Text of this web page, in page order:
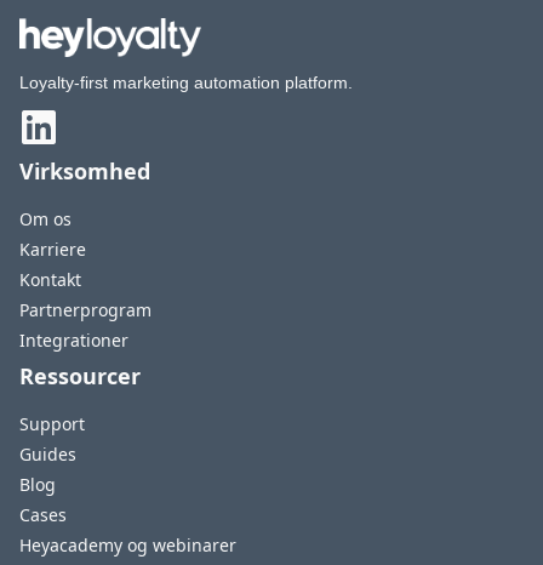
Loyalty-first marketing automation platform.
Virksomhed
Om os
Karriere
Kontakt
Partnerprogram
Integrationer
Ressourcer
Support
Guides
Blog
Cases
Heyacademy og webinarer